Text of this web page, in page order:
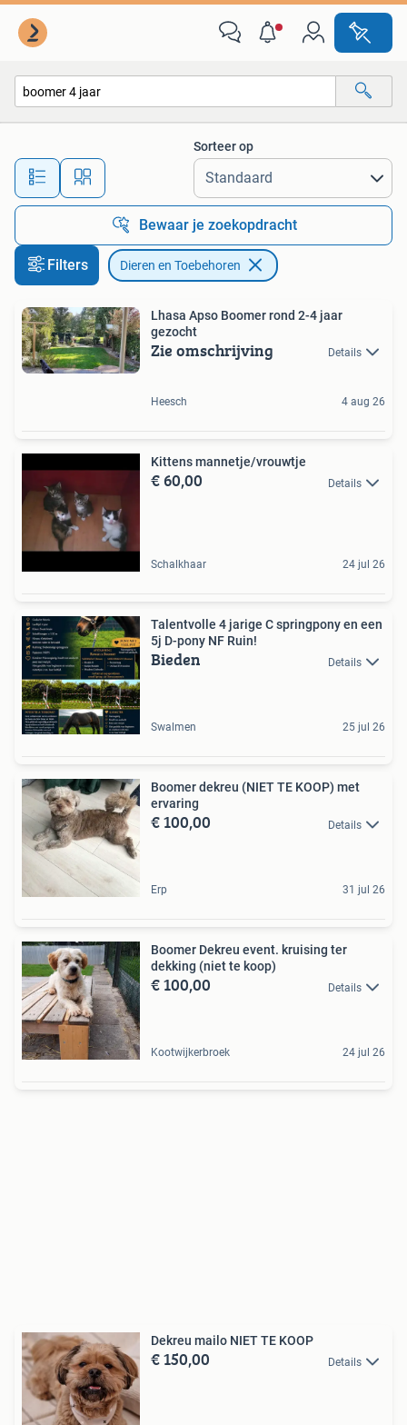
Alle afstanden…
Sorteer op
Bewaar je zoekopdracht
Filters Dieren en Toebehoren
Lhasa Apso Boomer rond 2-4 jaar
gezocht
Zie omschrijving Details
Heesch 4 aug 26
Kittens mannetje/vrouwtje
€ 60,00 Details
Schalkhaar 24 jul 26
Talentvolle 4 jarige C springpony en een
5j D-pony NF Ruin!
Bieden Details
Swalmen 25 jul 26
Boomer dekreu (NIET TE KOOP) met
ervaring
€ 100,00 Details
Erp 31 jul 26
Boomer Dekreu event. kruising ter
dekking (niet te koop)
€ 100,00 Details
Kootwijkerbroek 24 jul 26
Dekreu mailo NIET TE KOOP
€ 150,00 Details